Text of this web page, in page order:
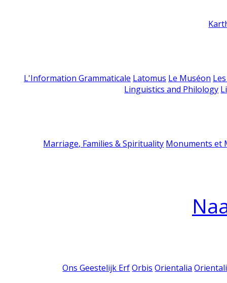
L'Information Grammaticale Latomus Le Muséon
Linguistics and Philology
Marriage, Families & Spirituality Monuments et
Ons Geestelijk Erf Orbis Orientalia